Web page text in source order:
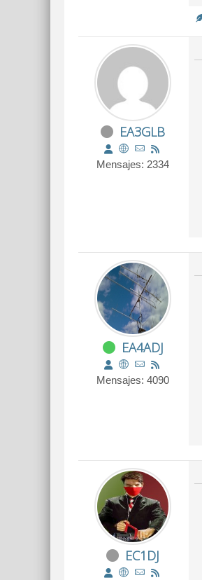
EA3GLB
Mensajes: 2334
EA4ADJ
Mensajes: 4090
EC1DJ